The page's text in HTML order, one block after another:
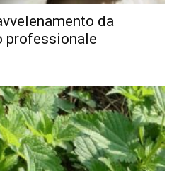
da
professionale